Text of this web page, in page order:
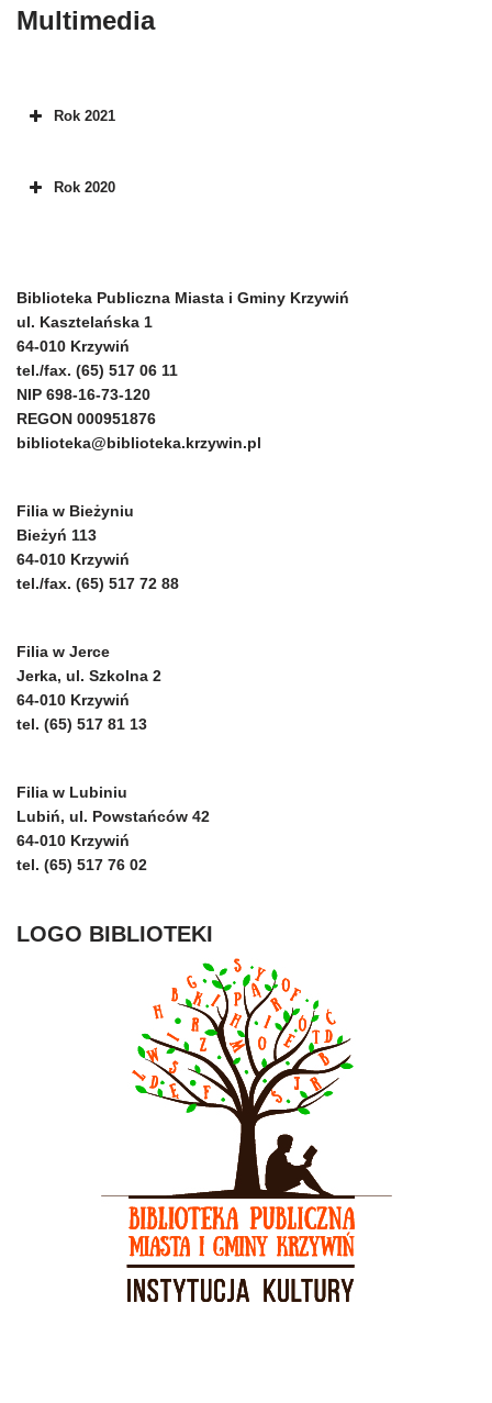
Multimedia
Rok 2021
Rok 2020
Biblioteka Publiczna Miasta i Gminy Krzywiń
ul. Kasztelańska 1
64-010 Krzywiń
tel./fax. (65) 517 06 11
NIP 698-16-73-120
REGON 000951876
biblioteka@biblioteka.krzywin.pl
Filia w Bieżyniu
Bieżyń 113
64-010 Krzywiń
tel./fax. (65) 517 72 88
Filia w Jerce
Jerka, ul. Szkolna 2
64-010 Krzywiń
tel. (65) 517 81 13
Filia w Lubiniu
Lubiń, ul. Powstańców 42
64-010 Krzywiń
tel. (65) 517 76 02
LOGO BIBLIOTEKI